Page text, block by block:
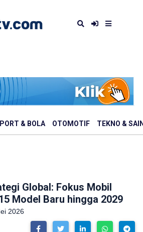
& BOLA OTOMOTIF TEKNO &
Global: Fokus Mobil
Model Baru hingga 2029
2026